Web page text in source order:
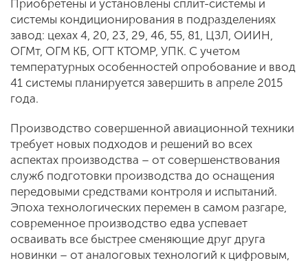
Приобретены и установлены сплит-системы и
системы кондиционирования в подразделениях
завод: цехах 4, 20, 23, 29, 46, 55, 81, ЦЗЛ, ОИИН,
ОГМт, ОГМ КБ, ОГТ КТОМР, УПК. С учетом
температурных особенностей опробование и ввод
41 системы планируется завершить в апреле 2015
года.
Производство совершенной авиационной техники
требует новых подходов и решений во всех
аспектах производства – от совершенствования
служб подготовки производства до оснащения
передовыми средствами контроля и испытаний.
Эпоха технологических перемен в самом разгаре,
современное производство едва успевает
осваивать все быстрее сменяющие друг друга
новинки – от аналоговых технологий к цифровым,